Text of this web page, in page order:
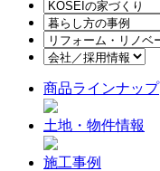
商品ラインナップ
土地・物件情報
施工事例